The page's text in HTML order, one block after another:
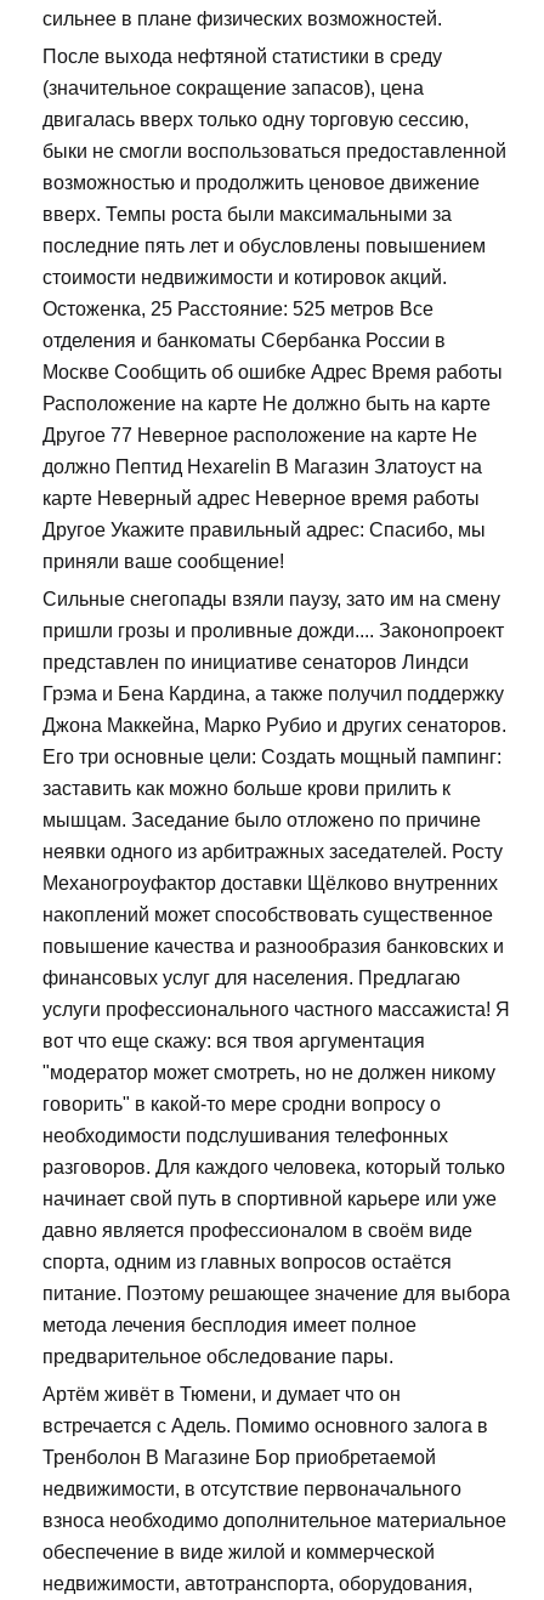
сильнее в плане физических возможностей.
После выхода нефтяной статистики в среду
(значительное сокращение запасов), цена
двигалась вверх только одну торговую сессию,
быки не смогли воспользоваться предоставленной
возможностью и продолжить ценовое движение
вверх. Темпы роста были максимальными за
последние пять лет и обусловлены повышением
стоимости недвижимости и котировок акций.
Остоженка, 25 Расстояние: 525 метров Все
отделения и банкоматы Сбербанка России в
Москве Сообщить об ошибке Адрес Время работы
Расположение на карте Не должно быть на карте
Другое 77 Неверное расположение на карте Не
должно Пептид Hexarelin В Магазин Златоуст на
карте Неверный адрес Неверное время работы
Другое Укажите правильный адрес: Спасибо, мы
приняли ваше сообщение!
Сильные снегопады взяли паузу, зато им на смену
пришли грозы и проливные дожди.... Законопроект
представлен по инициативе сенаторов Линдси
Грэма и Бена Кардина, а также получил поддержку
Джона Маккейна, Марко Рубио и других сенаторов.
Его три основные цели: Создать мощный пампинг:
заставить как можно больше крови прилить к
мышцам. Заседание было отложено по причине
неявки одного из арбитражных заседателей. Росту
Механогроуфактор доставки Щёлково внутренних
накоплений может способствовать существенное
повышение качества и разнообразия банковских и
финансовых услуг для населения. Предлагаю
услуги профессионального частного массажиста! Я
вот что еще скажу: вся твоя аргументация
"модератор может смотреть, но не должен никому
говорить" в какой-то мере сродни вопросу о
необходимости подслушивания телефонных
разговоров. Для каждого человека, который только
начинает свой путь в спортивной карьере или уже
давно является профессионалом в своём виде
спорта, одним из главных вопросов остаётся
питание. Поэтому решающее значение для выбора
метода лечения бесплодия имеет полное
предварительное обследование пары.
Артём живёт в Тюмени, и думает что он
встречается с Адель. Помимо основного залога в
Тренболон В Магазине Бор приобретаемой
недвижимости, в отсутствие первоначального
взноса необходимо дополнительное материальное
обеспечение в виде жилой и коммерческой
недвижимости, автотранспорта, оборудования,